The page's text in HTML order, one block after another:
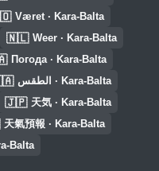
Været · Kara-Balta
🇳🇱 Weer · Kara-Balta
Погода · Kara-Balta
الطقس · Kara-Balta
🇯🇵 天気 · Kara-Balta
天氣預報 · Kara-Balta
Balta